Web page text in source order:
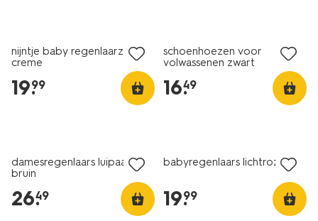
nijntje baby regenlaarzen
creme
19.
99
schoenhoezen voor
volwassenen zwart
16.
49
damesregenlaars luipaard
bruin
26.
49
babyregenlaars lichtroze
19.
99